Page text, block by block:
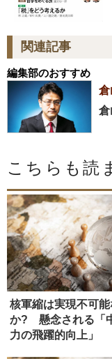
関連記事
編集部のおすすめ
倉
こちらも読
核軍縮は実現不可
か? 懸念される「
力の飛躍的向上」